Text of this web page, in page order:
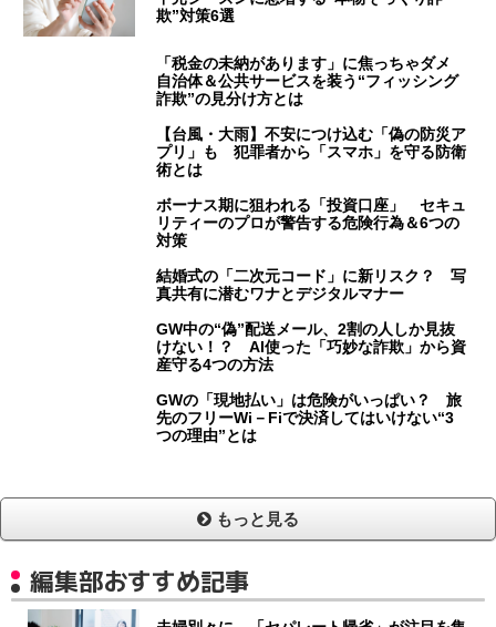
欺”対策6選
「税金の未納があります」に焦っちゃダメ
自治体＆公共サービスを装う“フィッシング
詐欺”の見分け方とは
【台風・大雨】不安につけ込む「偽の防災ア
プリ」も 犯罪者から「スマホ」を守る防衛
術とは
ボーナス期に狙われる「投資口座」 セキュ
リティーのプロが警告する危険行為＆6つの
対策
結婚式の「二次元コード」に新リスク？ 写
真共有に潜むワナとデジタルマナー
GW中の“偽”配送メール、2割の人しか見抜
けない！？ AI使った「巧妙な詐欺」から資
産守る4つの方法
GWの「現地払い」は危険がいっぱい？ 旅
先のフリーWi－Fiで決済してはいけない“3
つの理由”とは
もっと見る
編集部おすすめ記事